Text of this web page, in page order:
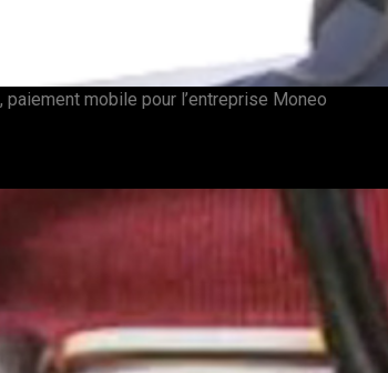
paiement mobile pour l’entreprise Moneo